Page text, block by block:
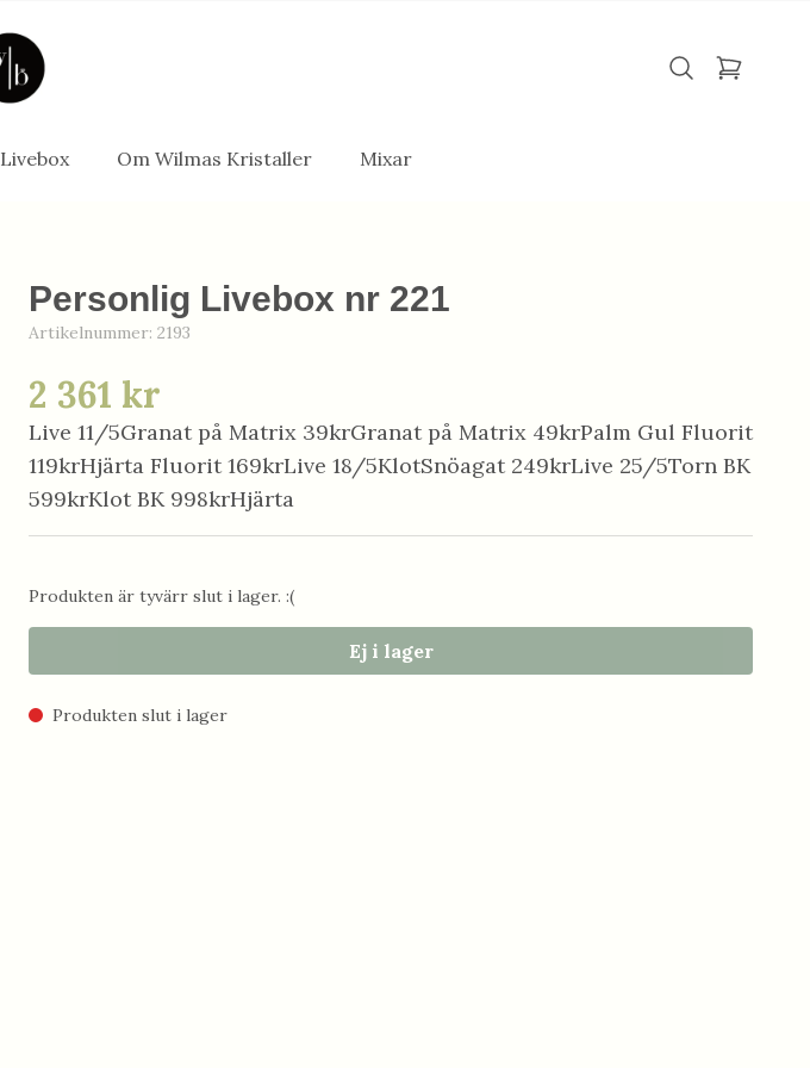
Livebox Om Wilmas Kristaller Mixar
Personlig Livebox nr 221
Artikelnummer: 2193
2 361 kr
Live 11/5Granat på Matrix 39krGranat på Matrix 49krPalm Gul Fluorit
119krHjärta Fluorit 169krLive 18/5KlotSnöagat 249krLive 25/5Torn BK
599krKlot BK 998krHjärta
Produkten är tyvärr slut i lager. :(
Ej i lager
Produkten slut i lager